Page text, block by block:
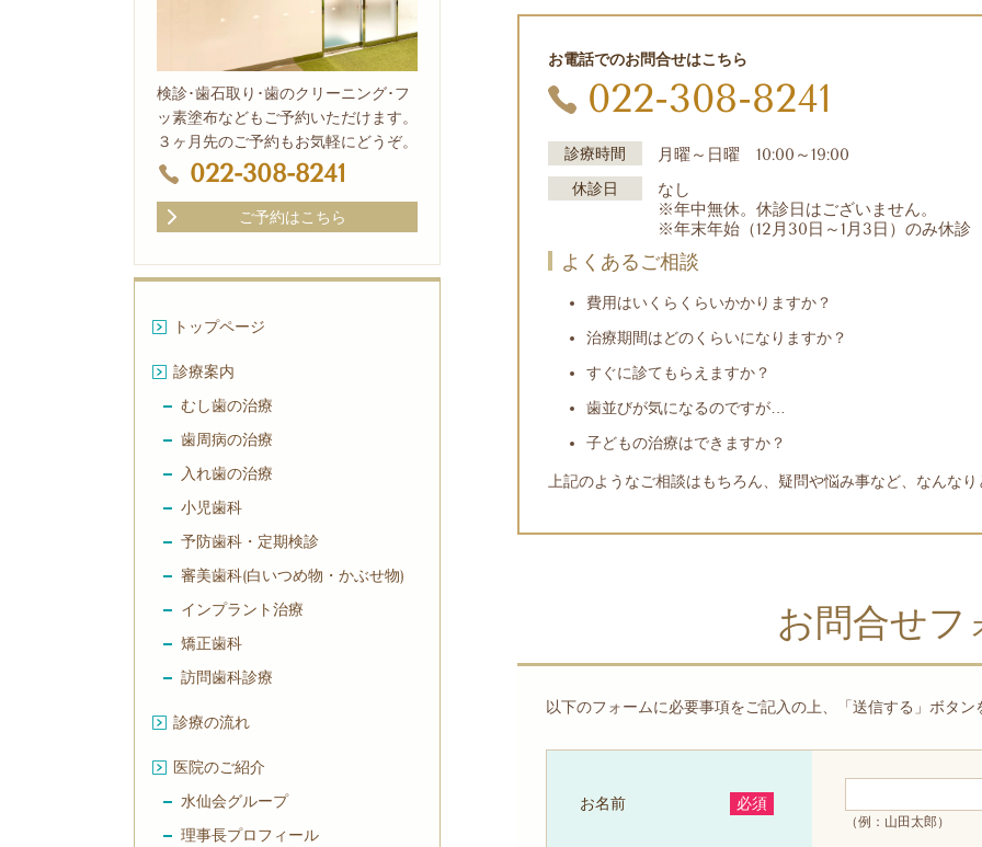
お電話でのお問合せはこちら
022-308-8241
診療時間 月曜～日曜 10:00～19:00
休診日
なし
※年中無休。休診日はございません。
※年末年始（12月30日～1月3日）のみ休診
よくあるご相談
費用はいくらくらいかかりますか？
治療期間はどのくらいになりますか？
すぐに診てもらえますか？
歯並びが気になるのですが…
子どもの治療はできますか？
上記のようなご相談はもちろん、疑問や悩み事など、なんなり
お問合せフ
以下のフォームに必要事項をご記入の上、「送信する」ボタン
お名前 必須
（例：山田太郎）
検診･歯石取り･歯のクリーニング･フ
ッ素塗布などもご予約いただけます。
３ヶ月先のご予約もお気軽にどうぞ。
022-308-8241
ご予約はこちら
トップページ
診療案内
むし歯の治療
歯周病の治療
入れ歯の治療
小児歯科
予防歯科・定期検診
審美歯科(白いつめ物・かぶせ物)
インプラント治療
矯正歯科
訪問歯科診療
診療の流れ
医院のご紹介
水仙会グループ
理事長プロフィール